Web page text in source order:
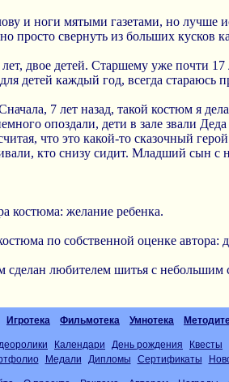
и ноги мятыми газетами, но лучше
просто свернуть из больших кусков
двое детей. Старшему уже почти
детей каждый год, всегда стараюсь
7 лет назад, такой костюм я
опоздали, дети в зале звали
что это какой-то сказочный
кто снизу сидит. Младший сын с
костюма: желание ребенка.
по собственной оценке
сделан любителем шитья с небольшим
Игротека Фильмотека Умнотека
Календари День рождения Квесты
Медали Дипломы Сертификаты